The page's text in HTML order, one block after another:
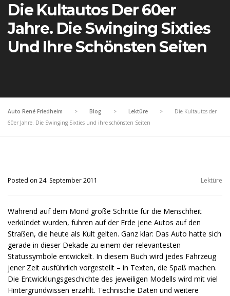
Die Kultautos Der 60er
Jahre. Die Swinging Sixties
Und Ihre Schönsten Seiten
Auto René Friedheim > Blog > Lektüre >
Die Kultautos der
60er Jahre. Die Swinging Sixties und ihre schönsten Seiten
Posted on 24. September 2011 Lektüre
Während auf dem Mond große Schritte für die Menschheit
verkündet wurden, fuhren auf der Erde jene Autos auf den
Straßen, die heute als Kult gelten. Ganz klar: Das Auto hatte sich
gerade in dieser Dekade zu einem der relevantesten
Statussymbole entwickelt. In diesem Buch wird jedes Fahrzeug
jener Zeit ausführlich vorgestellt – in Texten, die Spaß machen.
Die Entwicklungsgeschichte des jeweiligen Modells wird mit viel
Hintergrundwissen erzählt. Technische Daten und weitere